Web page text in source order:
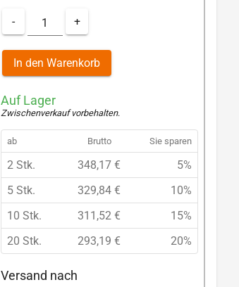
- +
In den Warenkorb
Auf Lager
Zwischenverkauf vorbehalten.
ab Brutto Sie sparen
2 Stk. 348,17 €
5%
5 Stk.
329,84 €
10%
10 Stk.
311,52 €
15%
20 Stk.
293,19 € 20%
Versand nach